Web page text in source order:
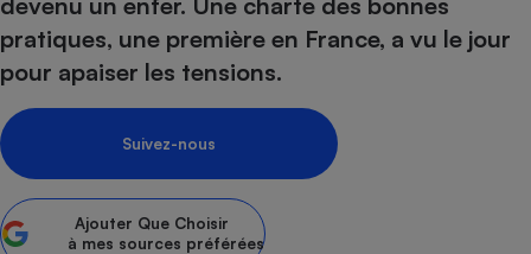
pratiques, une première en France, a vu le jour
pour apaiser les tensions.
Suivez-nous
Ajouter Que Choisir
à mes sources préférées
Sécurité - Hygiène
Assurance
Banque - Crédit
Circulation routière
Contrôle technique -
Moto
Supermarché - Drive
Comparatif
Comparatif plaque à
Comparatif casque audio
Comparatif barre de son
Crédit immobilier
Comparatif tondeuse
Comparatif poêle à
Choisir son fioul
Choisir son pellet
Comparateur assurance emprunteur